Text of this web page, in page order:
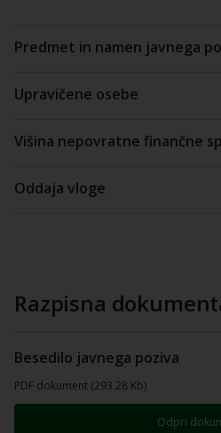
Predmet in namen javnega
Upravičene osebe
Višina nepovratne finančne
Oddaja vloge
Razpisna
Besedilo javnega poziva
PDF dokument (293.28 Kb)
Odpri